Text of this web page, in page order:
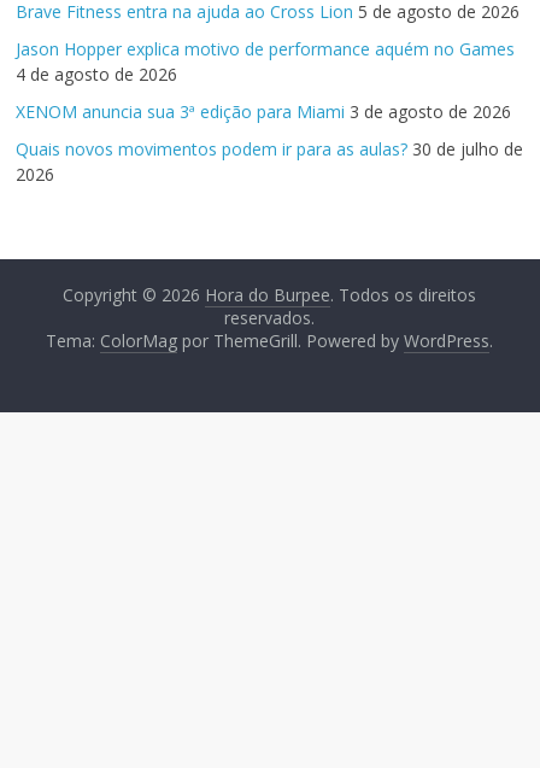
Brave Fitness entra na ajuda ao Cross Lion 5 de agosto de 2026
Jason Hopper explica motivo de performance aquém no Games
4 de agosto de 2026
XENOM anuncia sua 3ª edição para Miami 3 de agosto de 2026
Quais novos movimentos podem ir para as aulas? 30 de julho de
2026
Copyright © 2026 Hora do Burpee. Todos os direitos
reservados.
Tema: ColorMag por ThemeGrill. Powered byWordPress.